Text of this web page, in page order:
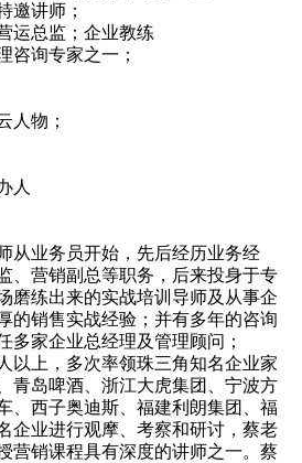
邀讲师；
运总监；企业教练
咨询专家之一；
人物；
人
从业务员开始，先后经历业务经
、营销副总等职务，后来投身于专
磨练出来的实战培训导师及从事企
的销售实战经验；并有多年的咨询
多家企业总经理及管理顾问；
以上，多次率领珠三角知名企业家
青岛啤酒、浙江大虎集团、宁波方
、西子奥迪斯、福建利朗集团、福
企业进行观摩、考察和研讨，蔡老
营销课程具有深度的讲师之一。蔡